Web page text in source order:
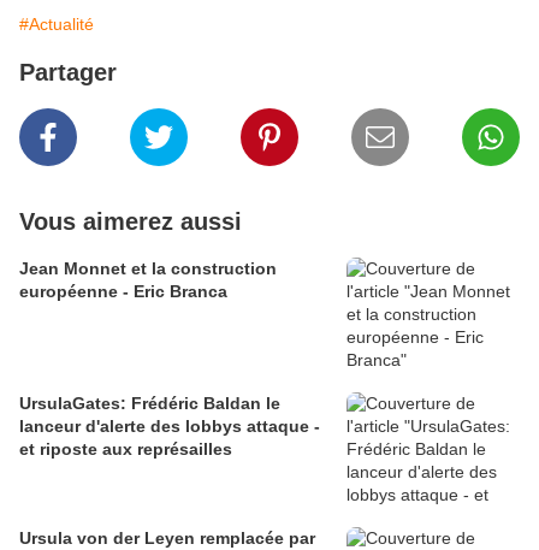
#Actualité
Partager
Vous aimerez aussi
Jean Monnet et la construction
européenne - Eric Branca
UrsulaGates: Frédéric Baldan le
lanceur d'alerte des lobbys attaque -
et riposte aux représailles
Ursula von der Leyen remplacée par